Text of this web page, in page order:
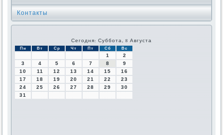
Контакты
Сегодня: Суббота, 8 Августа
Пн Вт Ср Чт Пт Сб Вс
1
2
3
4 5 6 7 8
9
10
11 12 13 14 15
16
17
18 19 20 21 22
23
24
25 26 27 28 29
30
31